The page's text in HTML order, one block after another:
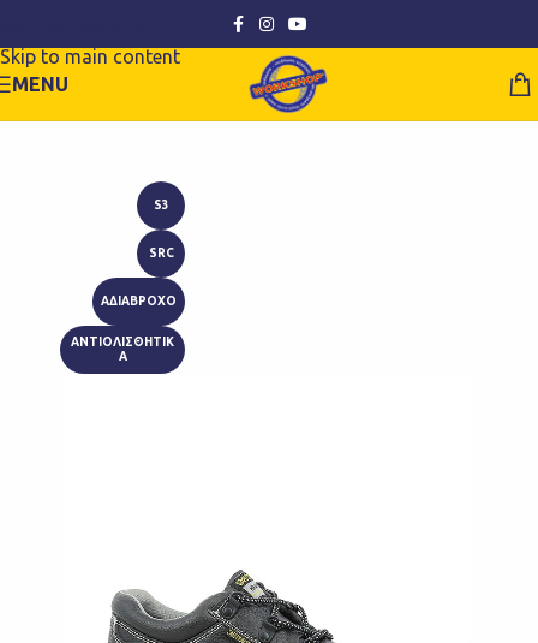
Skip to main content
MENU
S3
SRC
ΑΔΙΑΒΡΟΧΟ
ΑΝΤΙΟΛΙΣΘΗΤΙΚ
Α